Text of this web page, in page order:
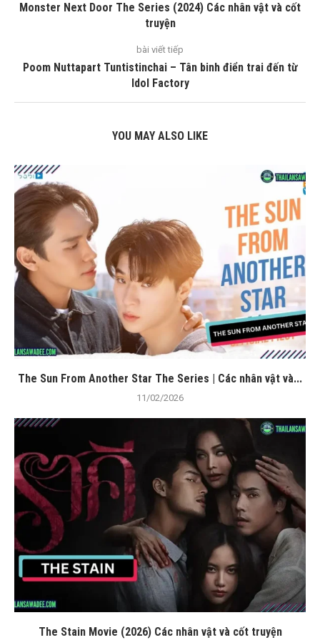
Monster Next Door The Series (2024) Các nhân vật và cốt
truyện
bài viết tiếp
Poom Nuttapart Tuntistinchai – Tân binh điển trai đến từ
Idol Factory
YOU MAY ALSO LIKE
The Sun From Another Star The Series | Các nhân vật và...
11/02/2026
The Stain Movie (2026) Các nhân vật và cốt truyện